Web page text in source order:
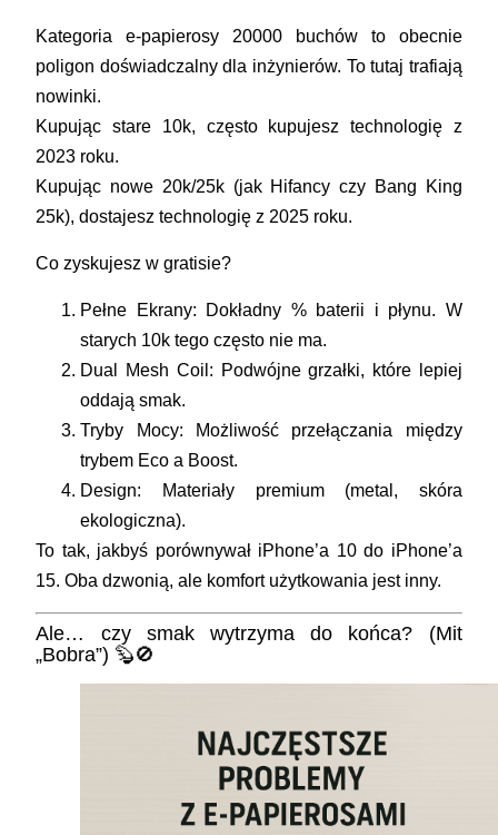
Kategoriae-papierosy 20000 buchówto obecnie
poligon doświadczalny dla inżynierów. To tutaj trafiają
nowinki.
Kupując stare 10k, często kupujesz technologię z
2023 roku.
Kupując nowe 20k/25k (jak Hifancy czy Bang King
25k), dostajesz technologię z 2025 roku.
Co zyskujesz w gratisie?
Pełne Ekrany: Dokładny % baterii i płynu. W
starych 10k tego często nie ma.
Dual Mesh Coil: Podwójne grzałki, które lepiej
oddają smak.
Tryby Mocy: Możliwość przełączania między
trybem Eco a Boost.
Design: Materiały premium (metal, skóra
ekologiczna).
To tak, jakbyś porównywał iPhone’a 10 do iPhone’a
15. Oba dzwonią, ale komfort użytkowania jest inny.
Ale… czy smak wytrzyma do końca? (Mit
„Bobra”) 🦫🚫